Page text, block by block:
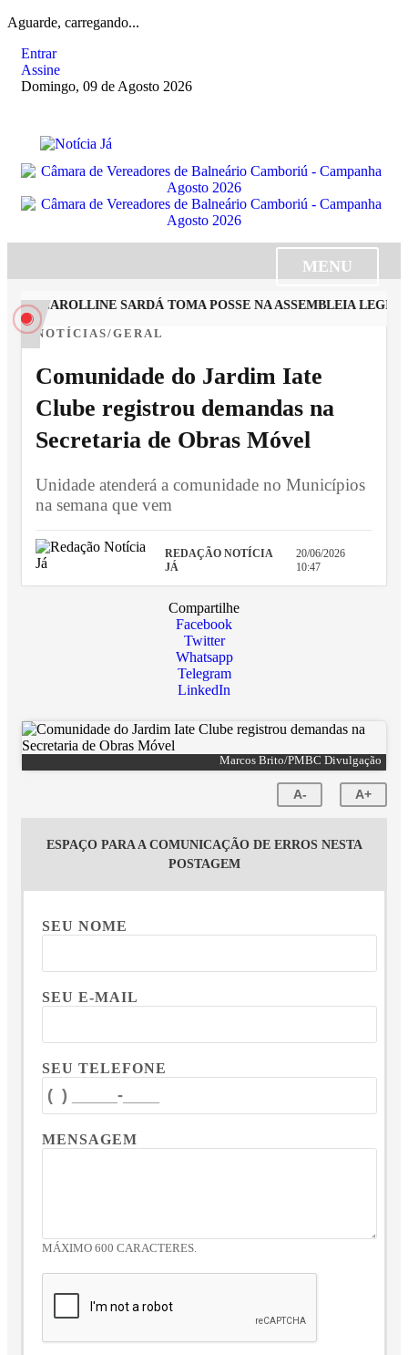
Aguarde, carregando...
Entrar
Assine
Domingo, 09 de Agosto 2026
MENU
CAROLLINE SARDÁ TOMA POSSE NA ASSEMBLEIA
NOTÍCIAS/GERAL
Comunidade do Jardim Iate
Clube registrou demandas na
Secretaria de Obras Móvel
Unidade atenderá a comunidade no Municípios
na semana que vem
REDAÇÃO NOTÍCIA
JÁ
20/06/2026
10:47
Compartilhe
Facebook
Twitter
Whatsapp
Telegram
LinkedIn
Marcos Brito/PMBC Divulgação
A- A+
ESPAÇO PARA A COMUNICAÇÃO DE ERROS NESTA
POSTAGEM
SEU NOME
SEU E-MAIL
SEU TELEFONE
MENSAGEM
MÁXIMO 600 CARACTERES.